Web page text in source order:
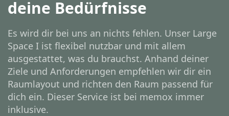
deine Bedürfnisse
Es wird dir bei uns an nichts fehlen. Unser Large
Space I ist flexibel nutzbar und mit allem
ausgestattet, was du brauchst. Anhand deiner
Ziele und Anforderungen empfehlen wir dir ein
Raumlayout und richten den Raum passend für
dich ein. Dieser Service ist bei memox immer
inklusive.